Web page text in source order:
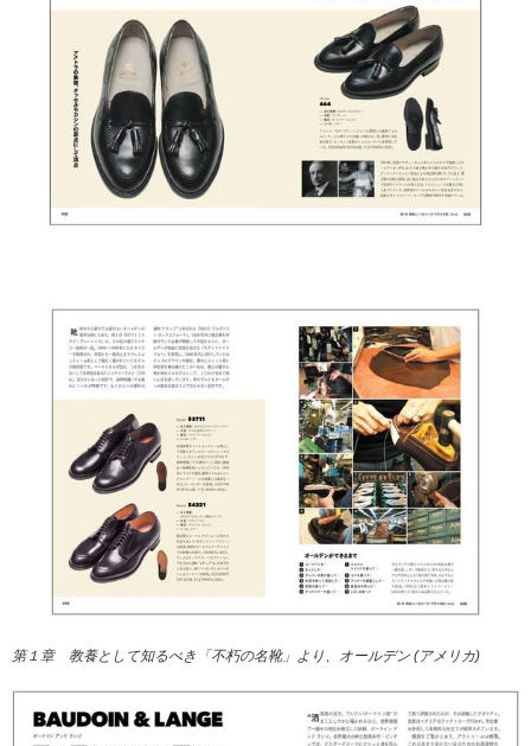
第１章 教養として知るべき「不朽の名靴」より、オールデン (アメリカ)